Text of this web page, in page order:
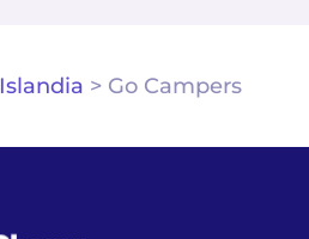
Islandia > Go Campers